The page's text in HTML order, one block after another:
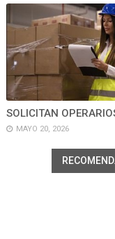
SOLICITAN
MAYO 20, 2026